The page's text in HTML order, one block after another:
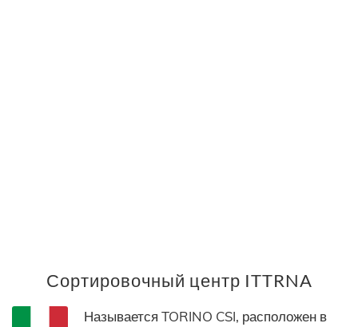
Сортировочный центр ITTRNA
Называется TORINO CSI, расположен в